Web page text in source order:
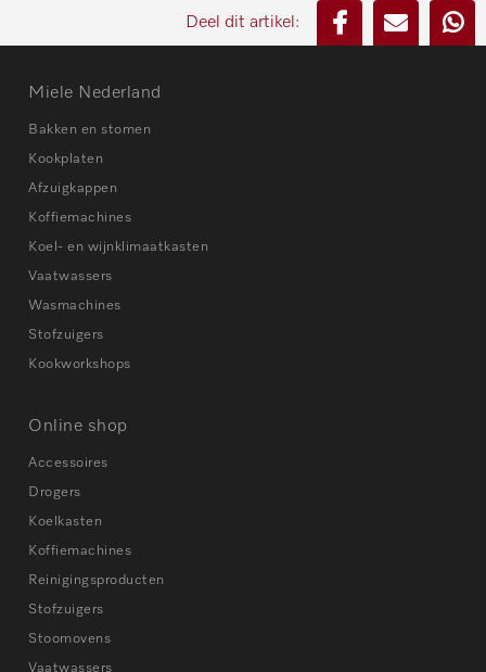
Deel dit artikel:
Miele Nederland
Bakken en stomen
Kookplaten
Afzuigkappen
Koffiemachines
Koel- en wijnklimaatkasten
Vaatwassers
Wasmachines
Stofzuigers
Kookworkshops
Online shop
Accessoires
Drogers
Koelkasten
Koffiemachines
Reinigingsproducten
Stofzuigers
Stoomovens
Vaatwassers